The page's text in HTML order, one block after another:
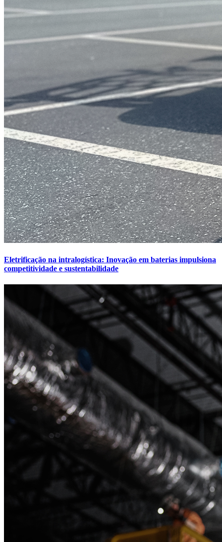
Eletrificação na intralogística: Inovação em baterias impulsiona
competitividade e sustentabilidade